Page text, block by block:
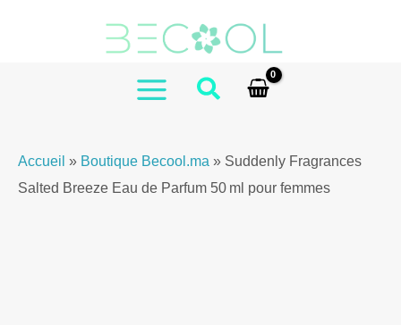
MAIN
Accueil » Boutique Becool.ma » Suddenly Fragrances
Salted Breeze Eau de Parfum 50 ml pour femmes